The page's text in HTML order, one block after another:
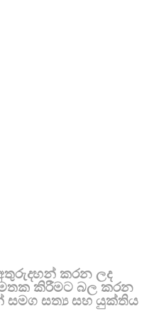
කරන ලද
කිරීමට බල කරන
සමග සත්‍ය සහ යුක්තිය